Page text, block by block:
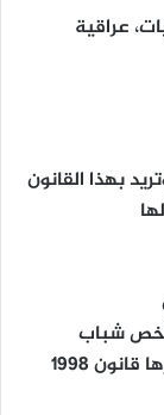
عراقية
بهذا القانون
شباب
تشرين، دون توفير الحماية والاسناد التي وفرها قانون 1998